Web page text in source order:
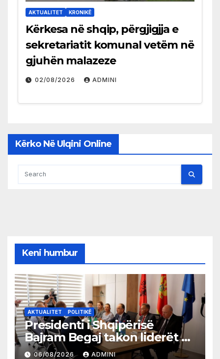
AKTUALITET KRONIKË
Kërkesa në shqip, përgjigjja e
sekretariatit komunal vetëm në
gjuhën malazeze
02/08/2026 ADMINI
Kërko Në Ulqini Online
Keni humbur
AKTUALITET POLITIKË
Presidenti i Shqipërisë
Bajram Begaj takon liderët e
partive shqiptare në Ulqin
06/08/2026 ADMINI